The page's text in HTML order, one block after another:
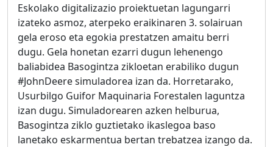
Eskolako digitalizazio proiektuetan lagungarri
izateko asmoz, aterpeko eraikinaren 3. solairuan
gela eroso eta egokia prestatzen amaitu berri
dugu. Gela honetan ezarri dugun lehenengo
baliabidea Basogintza zikloetan erabiliko dugun
#JohnDeere simuladorea izan da. Horretarako,
Usurbilgo Guifor Maquinaria Forestalen laguntza
izan dugu. Simuladorearen azken helburua,
Basogintza ziklo guztietako ikaslegoa baso
lanetako eskarmentua bertan trebatzea izango da.